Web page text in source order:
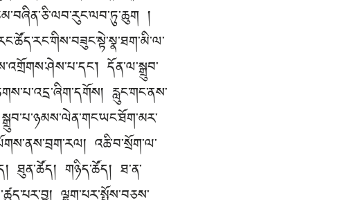
།
དོན་ལ་སྒྲུབ་
རླུང་གང་ནས་
འཆི་བ་སྲོག་ལ་
ཐུན་ཚོད། གཉིད་ཚོད། ཐ་ན་